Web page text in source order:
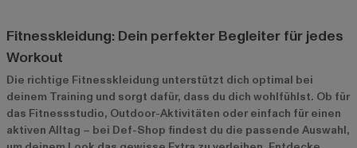
Fitnesskleidung: Dein perfekter Begleiter für jedes
Workout
Die richtige Fitnesskleidung unterstützt dich optimal bei
deinem Training und sorgt dafür, dass du dich wohlfühlst. Ob für
das Fitnessstudio, Outdoor-Aktivitäten oder einfach für einen
aktiven Alltag – bei Def-Shop findest du die passende Auswahl,